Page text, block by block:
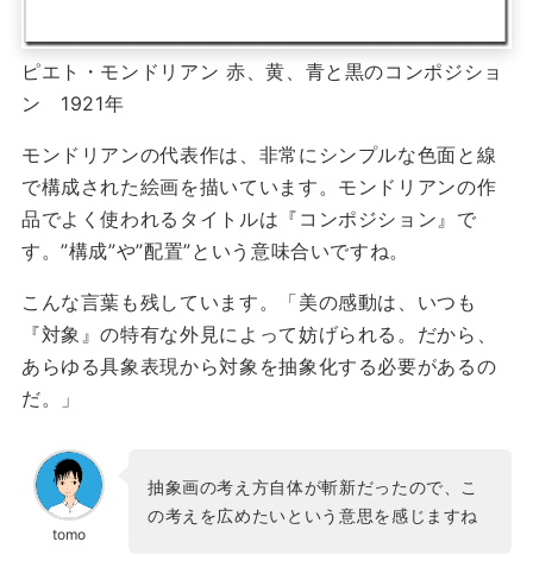
ピエト・モンドリアン 赤、黄、青と黒のコンポジショ
ン 1921年
モンドリアンの代表作は、非常にシンプルな色面と線
で構成された絵画を描いています。モンドリアンの作
品でよく使われるタイトルは『コンポジション』で
す。”構成”や”配置”という意味合いですね。
こんな言葉も残しています。「美の感動は、いつも
『対象』の特有な外見によって妨げられる。だから、
あらゆる具象表現から対象を抽象化する必要があるの
だ。」
tomo
抽象画の考え方自体が斬新だったので、こ
の考えを広めたいという意思を感じますね